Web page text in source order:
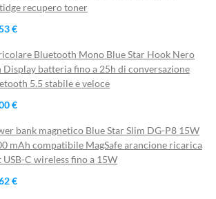
recupero toner
€
Bluetooth Mono Blue Star Hook Nero
Display batteria fino a 25h di conversazione
5.5 stabile e veloce
€
bank magnetico Blue Star Slim DG-P8 15W
mAh compatibile MagSafe arancione ricarica
USB-C wireless fino a 15W
€